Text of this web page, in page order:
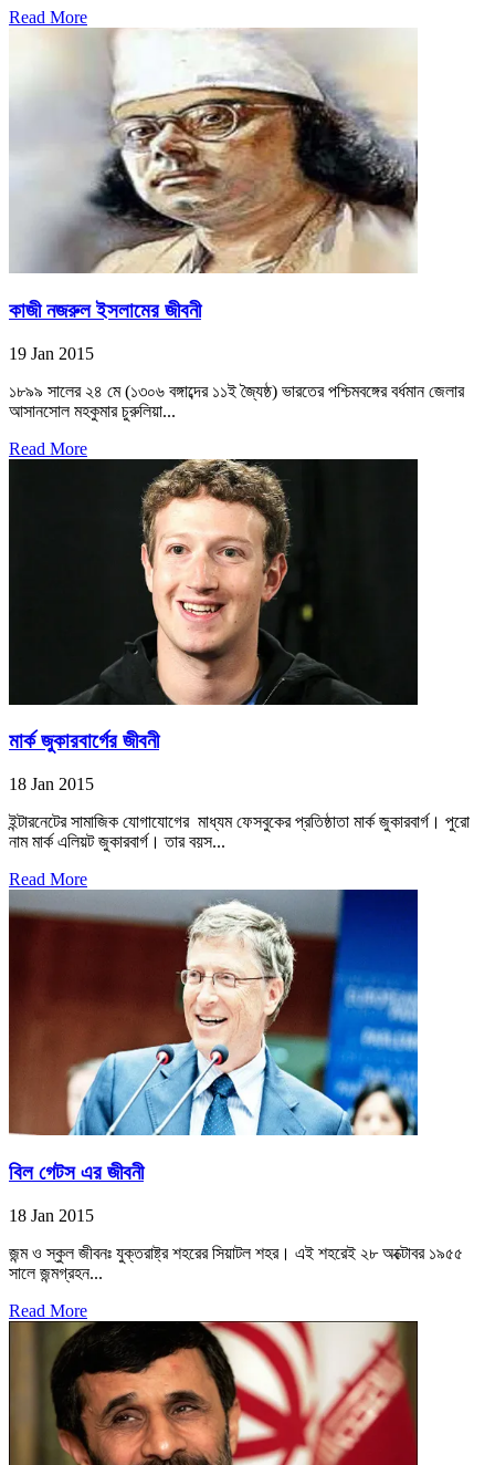
Read More
কাজী নজরুল ইসলামের জীবনী
19 Jan 2015
১৮৯৯ সালের ২৪ মে (১৩০৬ বঙ্গাব্দের ১১ই জ্যৈষ্ঠ) ভারতের পশ্চিমবঙ্গের বর্ধমান জেলার
আসানসোল মহকুমার চুরুলিয়া...
Read More
মার্ক জুকারবার্গের জীবনী
18 Jan 2015
ইন্টারনেটের সামাজিক যোগাযোগের মাধ্যম ফেসবুকের প্রতিষ্ঠাতা মার্ক জুকারবার্গ। পুরো
নাম মার্ক এলিয়ট জুকারবার্গ। তার বয়স...
Read More
বিল গেটস এর জীবনী
18 Jan 2015
জন্ম ও স্কুল জীবনঃ যুক্তরাষ্ট্র শহরের সিয়াটল শহর। এই শহরেই ২৮ অক্টোবর ১৯৫৫
সালে জন্মগ্রহন...
Read More